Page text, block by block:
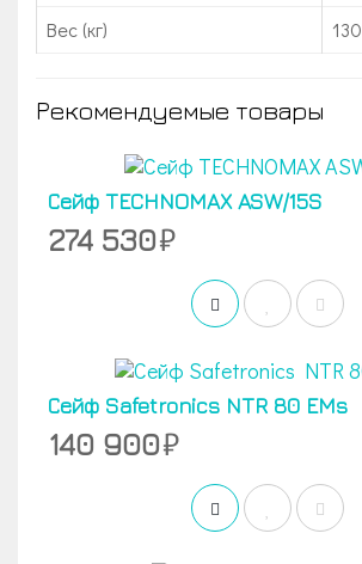
Вес (кг)
130
Рекомендуемые товары
Сейф TECHNOMAX ASW/15S
274 530
Сейф Safetronics NTR 80 EMs
140 900